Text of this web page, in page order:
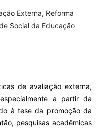
Externa, Reforma
Social da Educação
de avaliação externa,
a partir da
à tese da promoção da
pesquisas acadêmicas